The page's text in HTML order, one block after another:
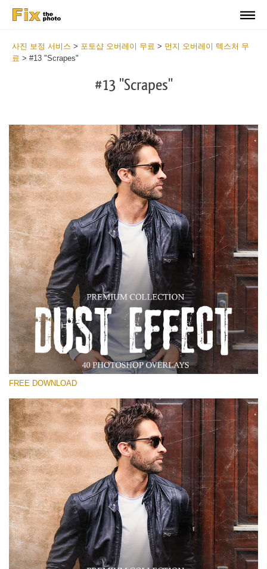
사진 보정 서비스 > 포토샵 오버레이 무료 > 먼지 오버레이 텍스처 무
료 > #13 "Scrapes"
#13 "Scrapes"
선택 해주세요
Free Photoshop Overlay
Small 800*533px
Dust Effect
(40 Overlays)
Entire Collection
(1783 Overlays)
Large 6000*4000px
무료 다운로드
FREE DOWNLOAD